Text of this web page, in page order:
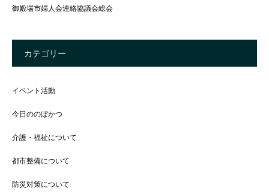
御殿場市婦人会連絡協議会総会
カテゴリー
イベント活動
今日ののぼかつ
介護・福祉について
都市整備について
防災対策について